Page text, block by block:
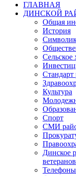
ГЛАВНАЯ
ДИНСКОЙ
Общая
История
Сельское
Стандарт
Культура
Спорт
СМИ
Динское